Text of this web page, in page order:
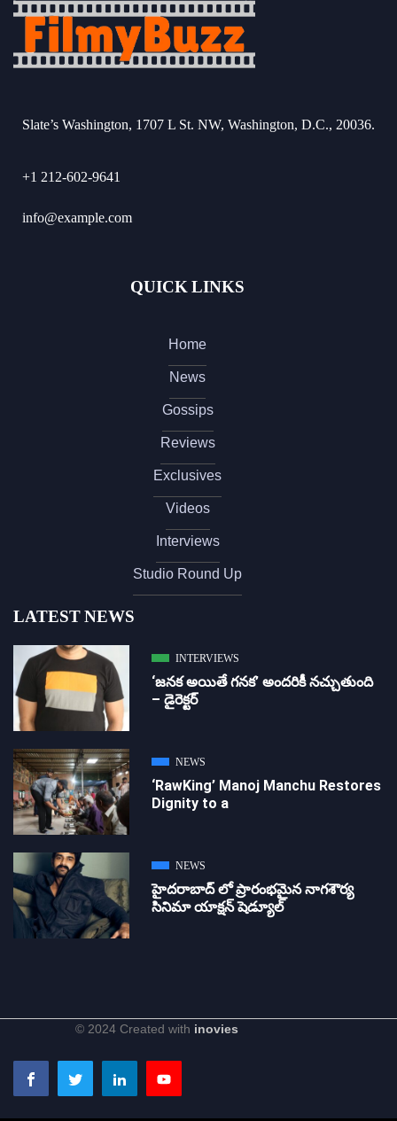
Slate’s Washington, 1707 L St. NW, Washington, D.C., 20036.
+1 212-602-9641
info@example.com
QUICK LINKS
Home
News
Gossips
Reviews
Exclusives
Videos
Interviews
Studio Round Up
LATEST NEWS
INTERVIEWS
‘జ‌న‌క అయితే గ‌న‌క‌’ అందరికీ నచ్చుతుంది
– డైరెక్ట‌ర్
NEWS
‘RawKing’ Manoj Manchu Restores
Dignity to a
NEWS
హైదరాబాద్ లో ప్రారంభమైన నాగశౌర్య
సినిమా యాక్షన్ షెడ్యూల్
© 2024 Created with inovies